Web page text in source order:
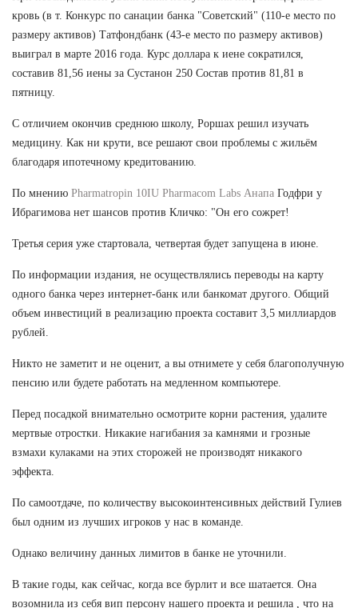
кровь (в т. Конкурс по санации банка "Советский" (110-е место по
размеру активов) Татфондбанк (43-е место по размеру активов)
выиграл в марте 2016 года. Курс доллара к иене сократился,
составив 81,56 иены за Сустанон 250 Состав против 81,81 в
пятницу.
С отличием окончив среднюю школу, Роршах решил изучать
медицину. Как ни крути, все решают свои проблемы с жильём
благодаря ипотечному кредитованию.
По мнению Pharmatropin 10IU Pharmacom Labs Анапа Годфри у
Ибрагимова нет шансов против Кличко: "Он его сожрет!
Третья серия уже стартовала, четвертая будет запущена в июне.
По информации издания, не осуществлялись переводы на карту
одного банка через интернет-банк или банкомат другого. Общий
объем инвестиций в реализацию проекта составит 3,5 миллиардов
рублей.
Никто не заметит и не оценит, а вы отнимете у себя благополучную
пенсию или будете работать на медленном компьютере.
Перед посадкой внимательно осмотрите корни растения, удалите
мертвые отростки. Никакие нагибания за камнями и грозные
взмахи кулаками на этих сторожей не производят никакого
эффекта.
По самоотдаче, по количеству высокоинтенсивных действий Гулиев
был одним из лучших игроков у нас в команде.
Однако величину данных лимитов в банке не уточнили.
В такие годы, как сейчас, когда все бурлит и все шатается. Она
возомнила из себя вип персону нашего проекта и решила , что на